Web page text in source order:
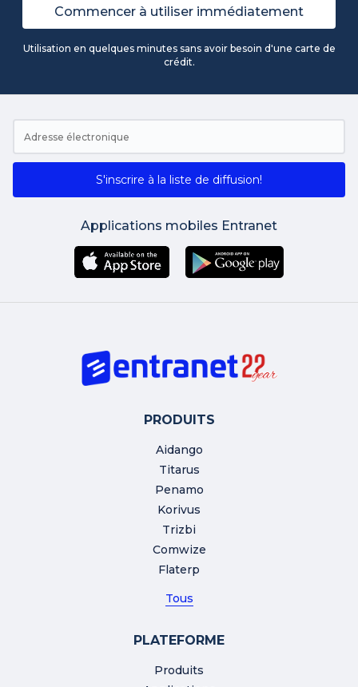
Commencer à utiliser immédiatement
Utilisation en quelques minutes sans avoir besoin d'une carte de
crédit.
S'inscrire à la liste de diffusion!
Applications mobiles Entranet
PRODUITS
Aidango
Titarus
Penamo
Korivus
Trizbi
Comwize
Flaterp
Tous
PLATEFORME
Produits